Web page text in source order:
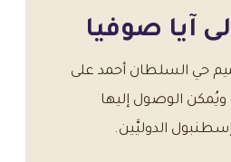
آيا صوفيا
حي السلطان أحمد على
ويُمكن الوصول إليها
الدوليَّين.